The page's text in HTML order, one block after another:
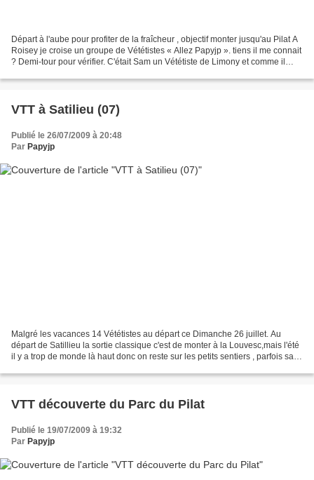
Départ à l'aube pour profiter de la fraîcheur , objectif monter jusqu'au Pilat A
Roisey je croise un groupe de Vététistes « Allez Papyjp ». tiens il me connait
? Demi-tour pour vérifier. C'était Sam un Vététiste de Limony et comme il
VTT à Satilieu (07)
Publié le 26/07/2009 à 20:48
Par Papyjp
Malgré les vacances 14 Vététistes au départ ce Dimanche 26 juillet. Au
départ de Satillieu la sortie classique c'est de monter à la Louvesc,mais l'été
il y a trop de monde là haut donc on reste sur les petits sentiers , parfois sans
VTT découverte du Parc du Pilat
Publié le 19/07/2009 à 19:32
Par Papyjp